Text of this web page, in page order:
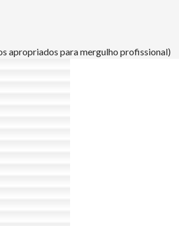
apropriados para mergulho profissional)